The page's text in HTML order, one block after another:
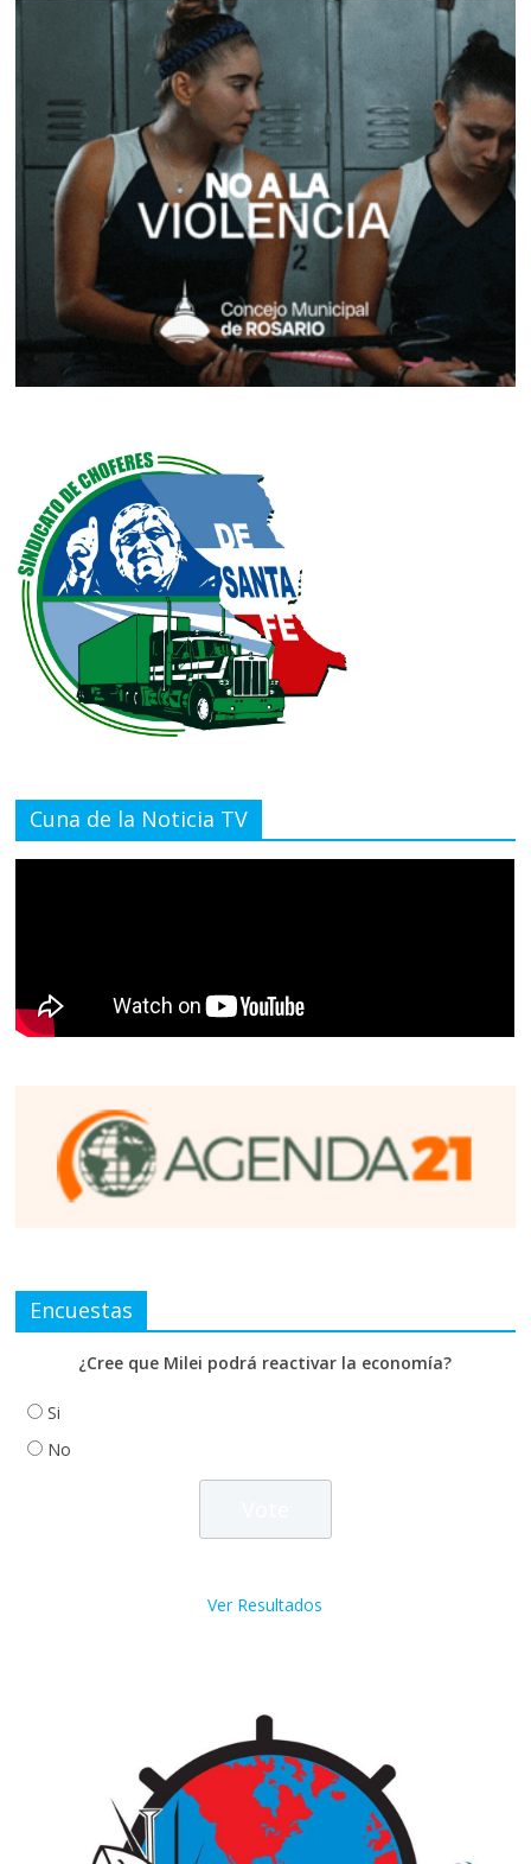
Cuna de la Noticia TV
Encuestas
¿Cree que Milei podrá reactivar la economía?
Si
No
Ver Resultados